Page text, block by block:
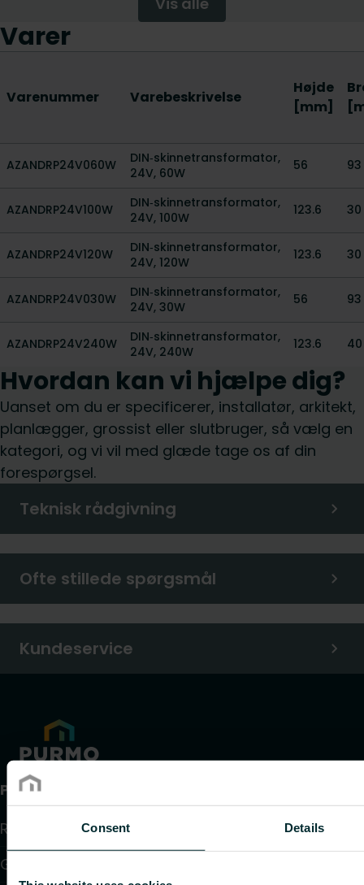
Consent Details
Varer
Varenummer Varebeskrivelse
Højde
[mm]
AZANDRP24V060W
DIN‑skinnetransformator,
24V, 60W
56 93
AZANDRP24V100W
DIN‑skinnetransformator,
24V, 100W
123.6 30
AZANDRP24V120W
DIN‑skinnetransformator,
24V, 120W
123.6 30
AZANDRP24V030W
DIN‑skinnetransformator,
24V, 30W
56 93
AZANDRP24V240W
DIN‑skinnetransformator,
24V, 240W
123.6 40
Hvordan kan vi hjælpe dig?
Uanset om du er specificerer, installatør, arkitekt,
planlægger, grossist eller slutbruger, så vælg en
kategori, og vi vil med glæde tage os af din
forespørgsel.
Teknisk rådgivning
Ofte stillede spørgsmål
Kundeservice
Produkter
Radiator
Gulv varme og køling